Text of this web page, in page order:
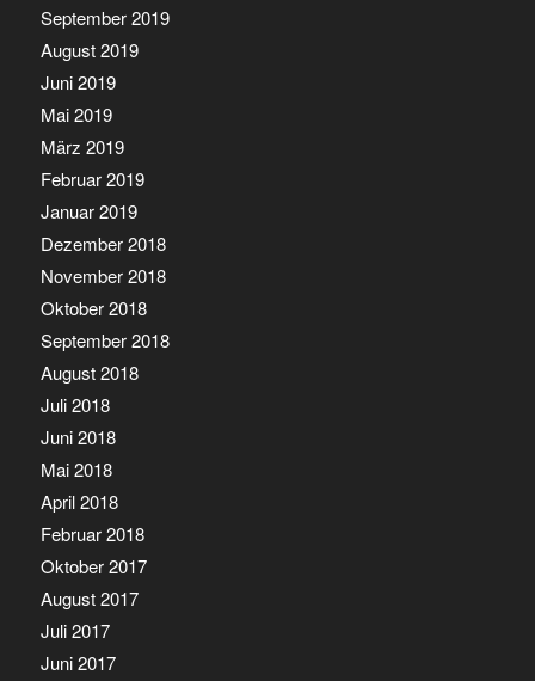
September 2019
August 2019
Juni 2019
Mai 2019
März 2019
Februar 2019
Januar 2019
Dezember 2018
November 2018
Oktober 2018
September 2018
August 2018
Juli 2018
Juni 2018
Mai 2018
April 2018
Februar 2018
Oktober 2017
August 2017
Juli 2017
Juni 2017